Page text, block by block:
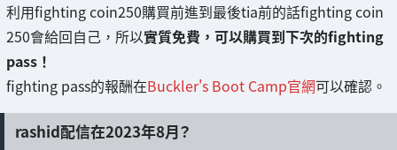
利用fighting coin250購買前進到最後tia前的話fighting coin
250會給回自己，所以實質免費，可以購買到下次的fighting
pass！
fighting pass的報酬在Buckler's Boot Camp官網可以確認。
rashid配信在2023年8月？